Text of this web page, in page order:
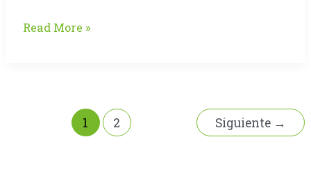
Metamerismo
Read More »
1 2 Siguiente →